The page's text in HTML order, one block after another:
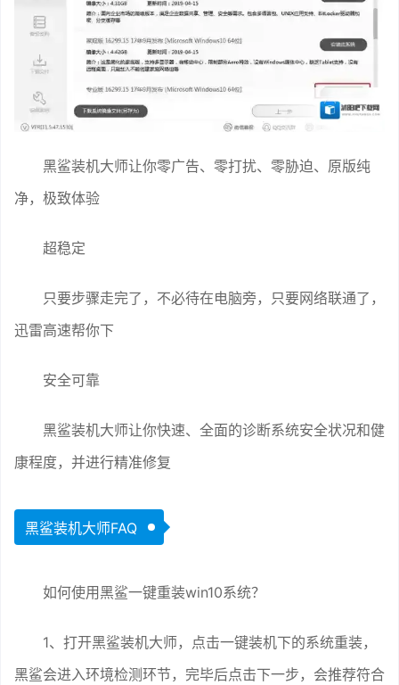
黑鲨装机大师让你零广告、零打扰、零胁迫、原版纯
净，极致体验
超稳定
只要步骤走完了，不必待在电脑旁，只要网络联通了，
迅雷高速帮你下
安全可靠
黑鲨装机大师让你快速、全面的诊断系统安全状况和健
康程度，并进行精准修复
黑鲨装机大师FAQ
如何使用黑鲨一键重装win10系统？
1、打开黑鲨装机大师，点击一键装机下的系统重装，
黑鲨会进入环境检测环节，完毕后点击下一步，会推荐符合